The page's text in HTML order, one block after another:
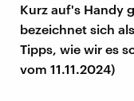
Kurz auf's Handy
bezeichnet sich
Tipps, wie wir es
vom 11.11.2024)